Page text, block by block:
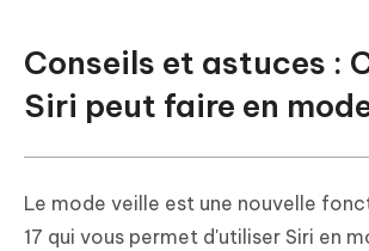
Conseils et astuces :
Siri peut faire en
Le mode veille est une nouvelle
17 qui vous permet d'utiliser Siri en